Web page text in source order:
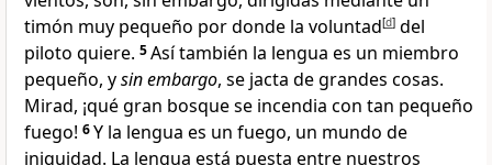
timón muy pequeño por donde la voluntad[d] del
piloto quiere. 5Así también la lengua es un miembro
pequeño, ysin embargo, se jacta de grandes cosas.
Mirad, ¡qué gran bosque se incendia con tan pequeño
fuego! 6Y la lengua es un fuego, un mundo de
iniquidad. La lengua está puesta entre nuestros